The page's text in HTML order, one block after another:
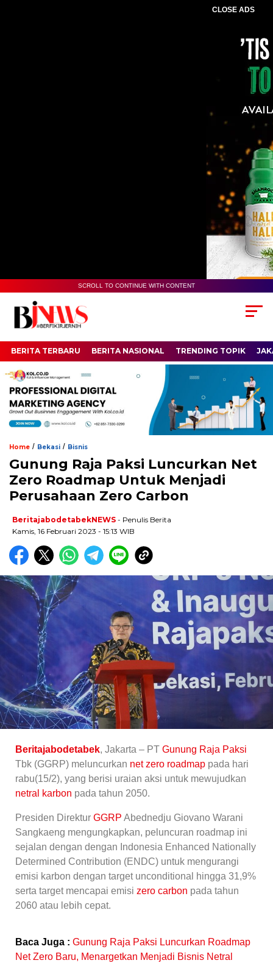
CLOSE ADS
SCROLL TO CONTINUE WITH CONTENT
BERITA TERBARU BERITA NASIONAL TRENDING TOPIK
Home / Bekasi / Bisnis
Gunung Raja Paksi Luncurkan Net
Zero Roadmap Untuk Menjadi
Perusahaan Zero Carbon
BeritajabodetabekNEWS - Penulis Berita
Kamis, 16 Februari 2023 - 15:13 WIB
Beritajabodetabek, Jakarta – PT Gunung Raja Paksi
Tbk (GGRP) meluncurkan net zero roadmap pada hari
rabu(15/2), yang berisi uraian aksi untuk mewujudkan
netral karbon pada tahun 2050.
Presiden Direktur GGRP Abednedju Giovano Warani
Sangkaeng mengungkapkan, peluncuran roadmap ini
sejalan dengan dengan Indonesia Enhanced Nationally
Determined Contribution (ENDC) untuk mengurangi
emisi karbon dengan target unconditional hingga 31,9%
serta target mencapai emisi zero carbon pada tahun
2060 atau lebih cepat.
Baca Juga : Gunung Raja Paksi Luncurkan Roadmap
Net Zero Baru, Menargetkan Menjadi Bisnis Netral